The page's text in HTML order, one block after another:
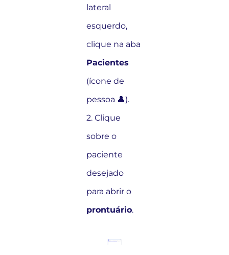
lateral
esquerdo,
clique na aba
Pacientes
(ícone de
pessoa 👤).
2. Clique
sobre o
paciente
desejado
para abrir o
prontuário.